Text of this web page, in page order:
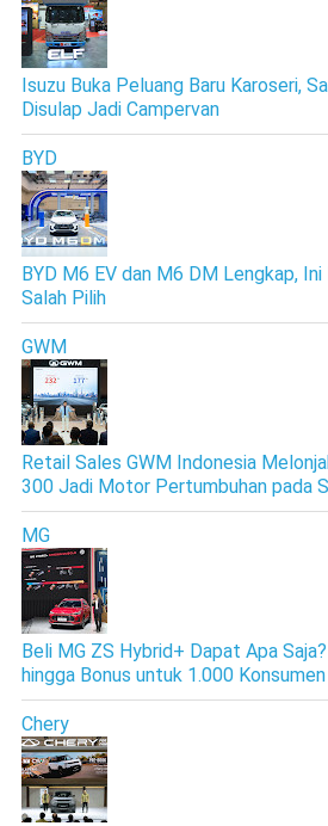
Isuzu Buka Peluang Baru Karoseri,
Disulap Jadi Campervan
BYD
BYD M6 EV dan M6 DM Lengkap,
Salah Pilih
GWM
Retail Sales GWM Indonesia
300 Jadi Motor Pertumbuhan pada
MG
Beli MG ZS Hybrid+ Dapat Apa
hingga Bonus untuk 1.000
Chery